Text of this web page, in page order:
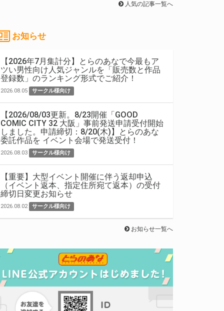
人気の記事一覧へ
お知らせ
【2026年7月集計分】とらのあなで今最もア
ツい男性向け人気ジャンルを「販売数と作品
登録数」のランキング形式でご紹介！
2026.08.05 サークル様向け
【2026/08/03更新。8/23開催「GOOD
COMIC CITY 32 大阪」事前発送申請受付開始
しました。申請締切：8/20(木)】とらのあな
委託作品を イベント会場で発送受付！
2026.08.03 サークル様向け
【重要】大型イベント開催に伴う返却申込
（イベント返本、指定住所宛て返本）の受付
締切日変更お知らせ
2026.08.02 サークル様向け
お知らせ一覧へ